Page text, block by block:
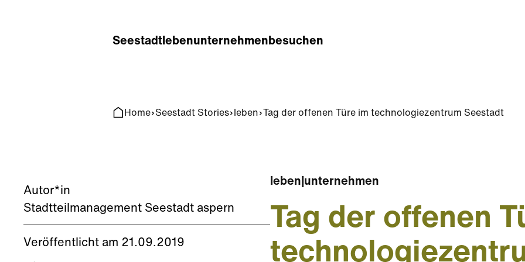
Seestadtlebenunternehmenbesuchen
Home Seestadt Stories leben Tag der offenen Türe im technologiezentrum Seestadt
Autor*in
Stadtteilmanagement Seestadt aspern
Veröffentlicht am 21.09.2019
leben unternehmen
Tag der offenen